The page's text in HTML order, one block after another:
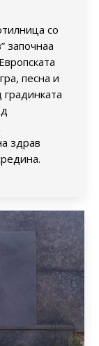
со
започнаа
песна и
градинката
здрав